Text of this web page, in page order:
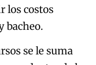
los costos
bacheo.
se le suma